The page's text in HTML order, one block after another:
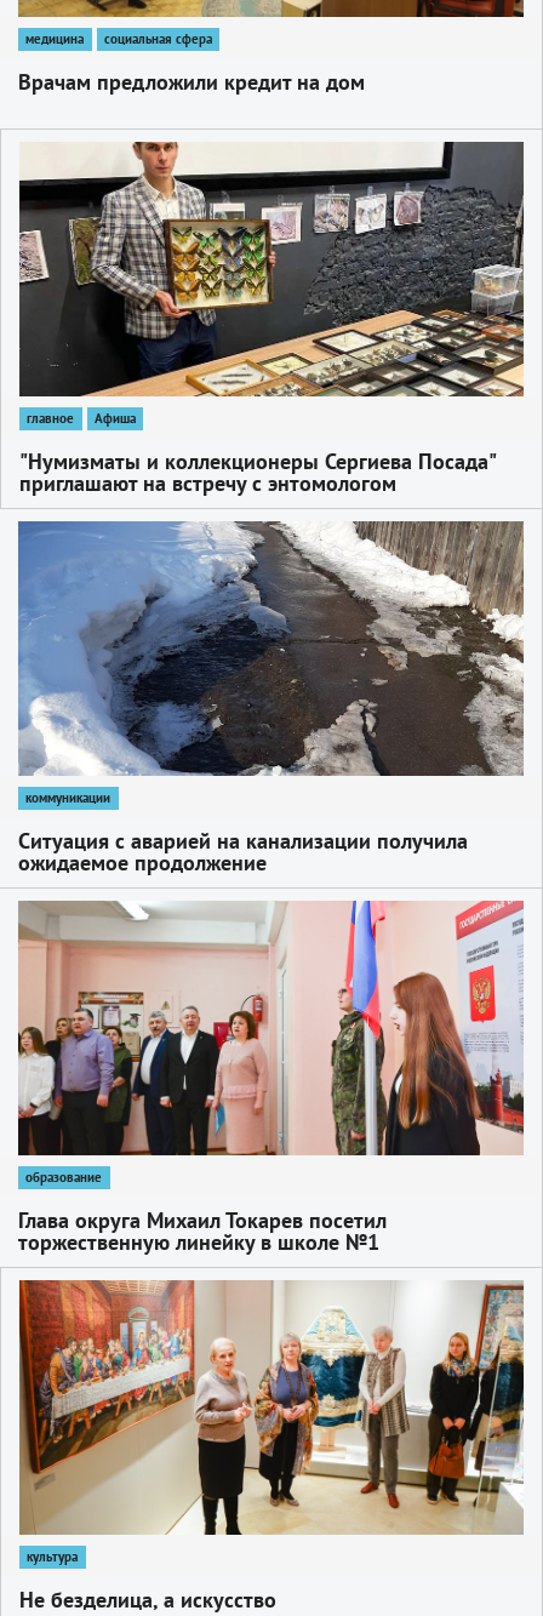
медицина социальная сфера
Врачам предложили кредит на дом
главное Афиша
"Нумизматы и коллекционеры Сергиева Посада"
приглашают на встречу с энтомологом
коммуникации
Ситуация с аварией на канализации получила
ожидаемое продолжение
образование
Глава округа Михаил Токарев посетил
торжественную линейку в школе №1
1
культура
Не безделица, а искусство